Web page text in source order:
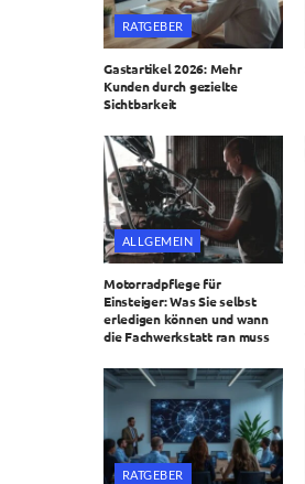
RATGEBER
Gastartikel 2026: Mehr
Kunden durch gezielte
Sichtbarkeit
ALLGEMEIN
Motorradpflege für
Einsteiger: Was Sie selbst
erledigen können und wann
die Fachwerkstatt ran muss
RATGEBER